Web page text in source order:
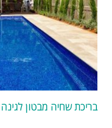
בריכת שחיה מבטון לגינה